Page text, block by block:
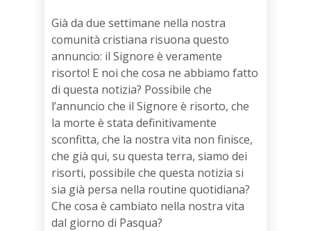
Già da due settimane nella nostra
comunità cristiana risuona questo
annuncio: il Signore è veramente
risorto! E noi che cosa ne abbiamo fatto
di questa notizia? Possibile che
l’annuncio che il Signore è risorto, che
la morte è stata definitivamente
sconfitta, che la nostra vita non finisce,
che già qui, su questa terra, siamo dei
risorti, possibile che questa notizia si
sia già persa nella routine quotidiana?
Che cosa è cambiato nella nostra vita
dal giorno di Pasqua?